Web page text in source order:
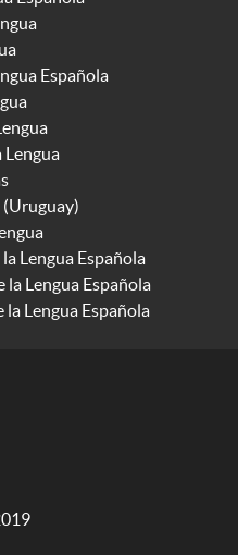
Española
Lengua
(Uruguay)
Lengua Española
Lengua Española
Lengua Española